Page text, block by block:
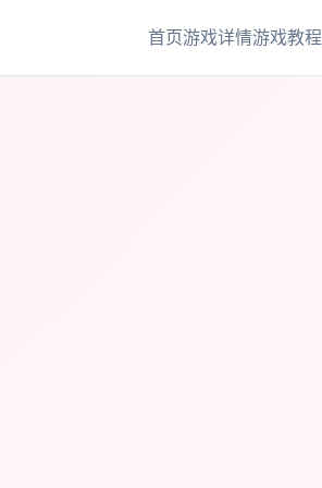
首页游戏详情游戏教程